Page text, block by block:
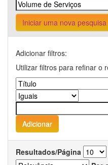
Iniciar uma nova pesquisa
Adicionar filtros:
Utilizar filtros para refinar o
Resultados/Página